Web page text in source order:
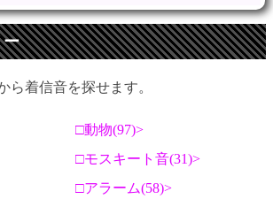
ー
ら着信音を探せます。
動物(97)
モスキート音(31)
アラーム(58)